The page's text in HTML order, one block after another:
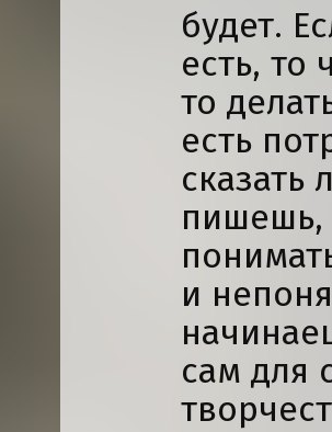
будет.
есть, то
то
есть
сказать
пишешь,
и
сам для